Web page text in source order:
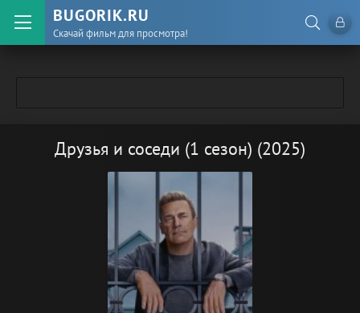
BUGORIK.RU
Скачай фильм для просмотра!
Друзья и соседи (1 сезон) (2025)